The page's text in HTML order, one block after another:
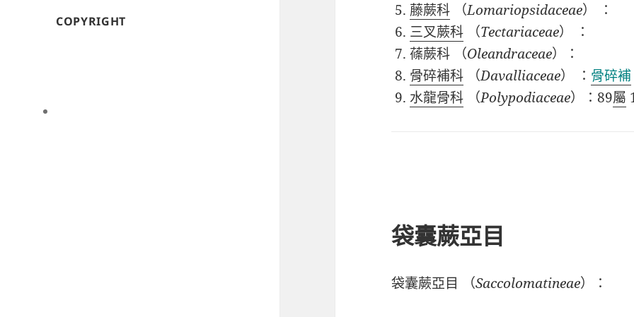
COPYRIGHT
藤蕨科
（Lomariopsidaceae）
：
三叉蕨科
（Tectariaceae）
：
蓧蕨科
（Oleandraceae）：
骨碎補科
（Davalliaceae） ： 骨碎補
水龍骨科
（Polypodiaceae）：89屬
袋囊蕨亞目
袋囊蕨亞目 （Saccolomatineae）：